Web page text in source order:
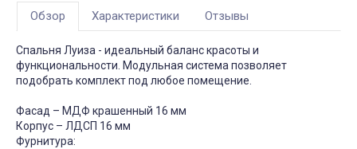
Обзор Характеристики Отзывы
Спальня Луиза - идеальный баланс красоты и
функциональности. Модульная система позволяет
подобрать комплект под любое помещение.
Фасад – МДФ крашенный 16 мм
Корпус – ЛДСП 16 мм
Фурнитура: